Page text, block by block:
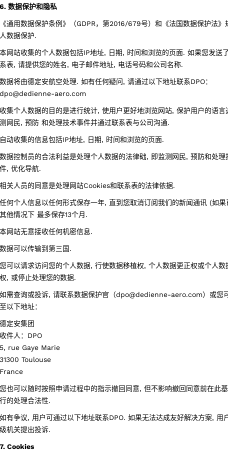
6. 数据保护和隐私
《通用数据保护条例》（GDPR，第2016/679号）和《法国数据保护法》
人数据保护.
本网站收集的个人数据包括IP地址, 日期, 时间和浏览的页面. 如果您发送
系表, 请提供您的姓名, 电子邮件地址, 电话号码和公司名称.
数据将由德定安航空处理. 如有任何疑问, 请通过以下地址联系DPO：
dpo@dedienne-aero.com
收集个人数据的目的是进行统计, 使用户更好地浏览网站, 保护用户的语言
测网民, 预防 和处理技术事件并通过联系表与公司沟通.
自动收集的信息包括IP地址, 日期, 时间和浏览的页面.
数据控制员的合法利益是处理个人数据的法律础, 即监测网民, 预防和处理
件, 优化导航.
相关人员的同意是处理网站Cookies和联系表的法律依据.
任何个人信息以任何形式保存一年, 直到您取消订阅我们的新闻通讯 (如果
其他情况下 最多保存13个月.
本网站无意接收任何机密信息.
数据可以传输到第三国.
您可以请求访问您的个人数据, 行使数据移植权, 个人数据更正权或个人数
权, 或停止处理您的数据.
如需查询或投诉, 请联系数据保护官（dpo@dedienne-aero.com）或您
至以下地址：
德定安集团
收件人：DPO
5, rue Gaye Marie
31300 Toulouse
France
您也可以随时按照申请过程中的指示撤回同意, 但不影响撤回同意前在此
行的处理合法性.
如有争议, 用户可通过以下地址联系DPO. 如果无法达成友好解决方案, 用
级机关提出投诉.
7. Cookies